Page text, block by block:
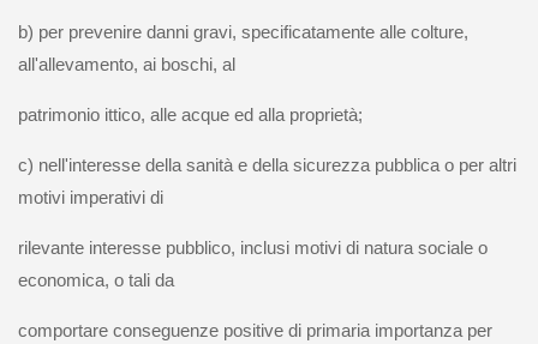
b) per prevenire danni gravi, specificatamente alle colture,
all'allevamento, ai boschi, al
patrimonio ittico, alle acque ed alla proprietà;
c) nell'interesse della sanità e della sicurezza pubblica o per altri
motivi imperativi di
rilevante interesse pubblico, inclusi motivi di natura sociale o
economica, o tali da
comportare conseguenze positive di primaria importanza per